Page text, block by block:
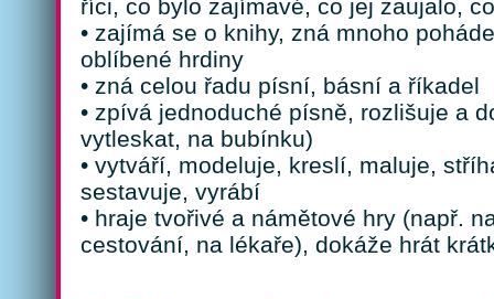
říci, co bylo zajímavé, co jej zaujalo,
• zajímá se o knihy, zná mnoho
oblíbené hrdiny
• zná celou řadu písní, básní a říkadel
• zpívá jednoduché písně, rozlišuje a
vytleskat, na bubínku)
• vytváří, modeluje, kreslí, maluje,
sestavuje, vyrábí
• hraje tvořivé a námětové hry (např.
cestování, na lékaře), dokáže hrát